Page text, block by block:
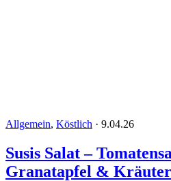
Allgemein, Köstlich · 9.04.26
Susis Salat –
Granatapfel &